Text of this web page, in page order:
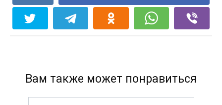
Вам также может понравиться